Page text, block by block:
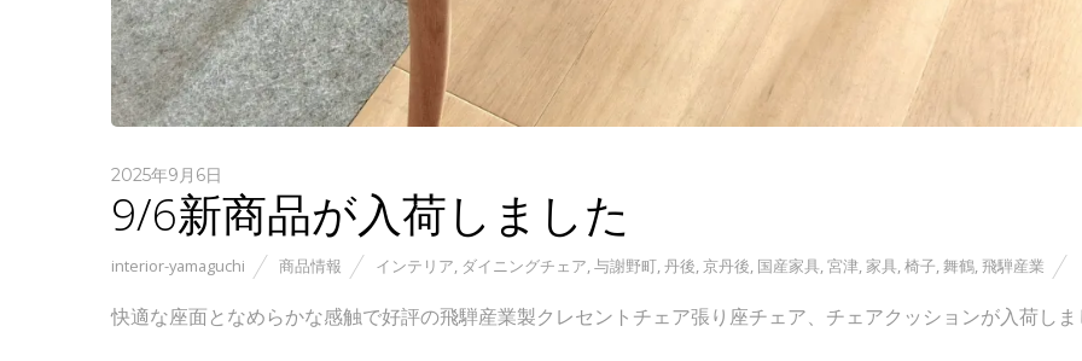
2025年9月6日
9/6新商品が入荷しました
interior-yamaguchi 商品情報 インテリア, ダイニングチェア,与謝野町,丹後,京丹後, 国産家具,宮津,家具,椅子,舞鶴,飛騨産業
快適な座面となめらかな感触で好評の飛騨産業製クレセントチェア張り座チェア、チェアクッションが入荷し